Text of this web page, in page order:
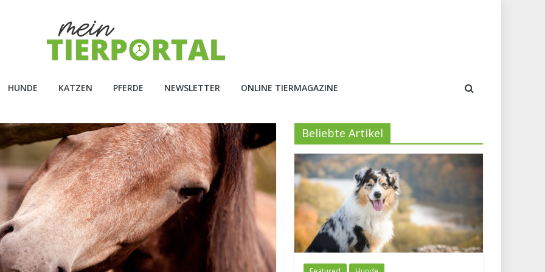
HUNDE KATZEN PFERDE NEWSLETTER ONLINE TIERMAGAZINE
Beliebte Artikel